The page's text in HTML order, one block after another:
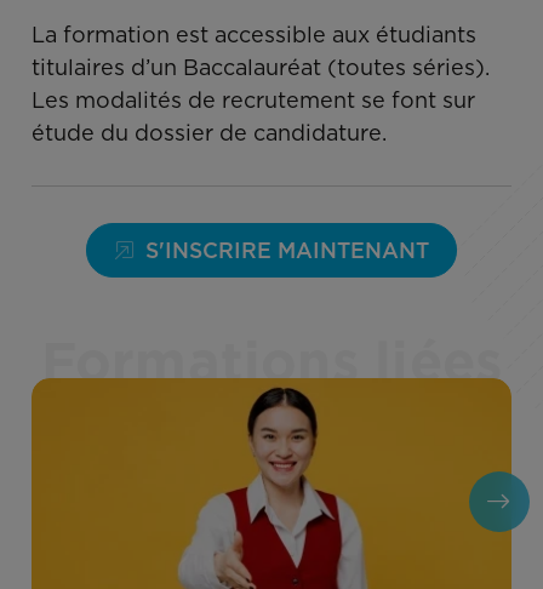
La formation est accessible aux étudiants
titulaires d’un Baccalauréat (toutes séries).
Les modalités de recrutement se font sur
étude du dossier de candidature.
S'INSCRIRE MAINTENANT
Formations liées